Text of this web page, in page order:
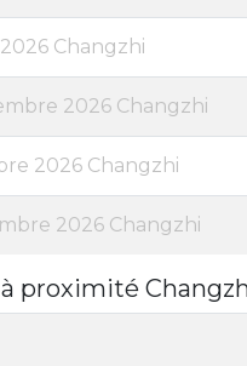
Changzhi
2026 Changzhi
2026 Changzhi
2026 Changzhi
proximité